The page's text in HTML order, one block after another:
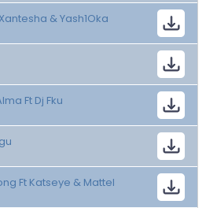
& Yash1Oka
Ft Dj Fku
Ft Katseye & Mattel